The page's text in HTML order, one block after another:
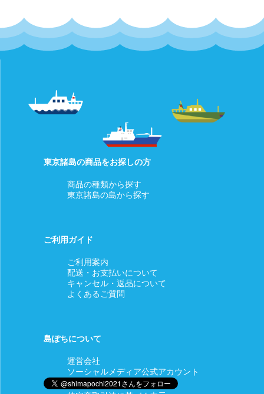
東京諸島の商品をお探しの方
商品の種類から探す
東京諸島の島から探す
ご利用ガイド
ご利用案内
配送・お支払いについて
キャンセル・返品について
よくあるご質問
島ぽちについて
運営会社
ソーシャルメディア公式アカウント